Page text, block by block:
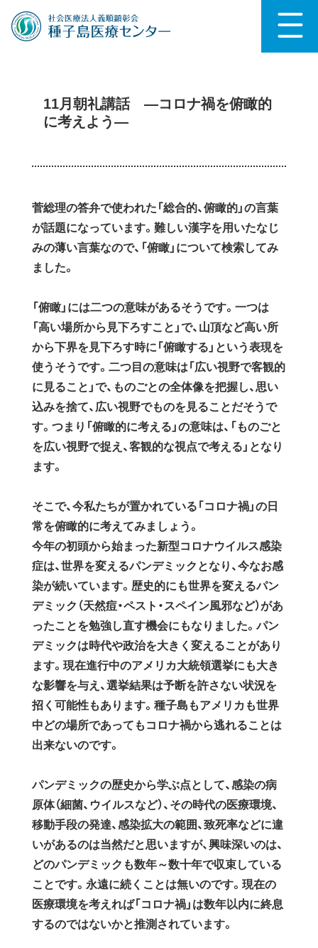
11月朝礼講話 —コロナ禍を俯瞰的
に考えよう—
菅総理の答弁で使われた「総合的、俯瞰的」の言葉
が話題になっています。難しい漢字を用いたなじ
みの薄い言葉なので、「俯瞰」について検索してみ
ました。
「俯瞰」には二つの意味があるそうです。一つは
「高い場所から見下ろすこと」で、山頂など高い所
から下界を見下ろす時に「俯瞰する」という表現を
使うそうです。二つ目の意味は「広い視野で客観的
に見ること」で、ものごとの全体像を把握し、思い
込みを捨て、広い視野でものを見ることだそうで
す。つまり「俯瞰的に考える」の意味は、「ものごと
を広い視野で捉え、客観的な視点で考える」となり
ます。
そこで、今私たちが置かれている「コロナ禍」の日
常を俯瞰的に考えてみましょう。
今年の初頭から始まった新型コロナウイルス感染
症は、世界を変えるパンデミックとなり、今なお感
染が続いています。歴史的にも世界を変えるパン
デミック（天然痘・ペスト・スペイン風邪など）があ
ったことを勉強し直す機会にもなりました。パン
デミックは時代や政治を大きく変えることがあり
ます。現在進行中のアメリカ大統領選挙にも大き
な影響を与え、選挙結果は予断を許さない状況を
招く可能性もあります。種子島もアメリカも世界
中どの場所であってもコロナ禍から逃れることは
出来ないのです。
パンデミックの歴史から学ぶ点として、感染の病
原体（細菌、ウイルスなど）、その時代の医療環境、
移動手段の発達、感染拡大の範囲、致死率などに違
いがあるのは当然だと思いますが、興味深いのは、
どのパンデミックも数年～数十年で収束している
ことです。永遠に続くことは無いのです。現在の
医療環境を考えれば「コロナ禍」は数年以内に終息
するのではないかと推測されています。